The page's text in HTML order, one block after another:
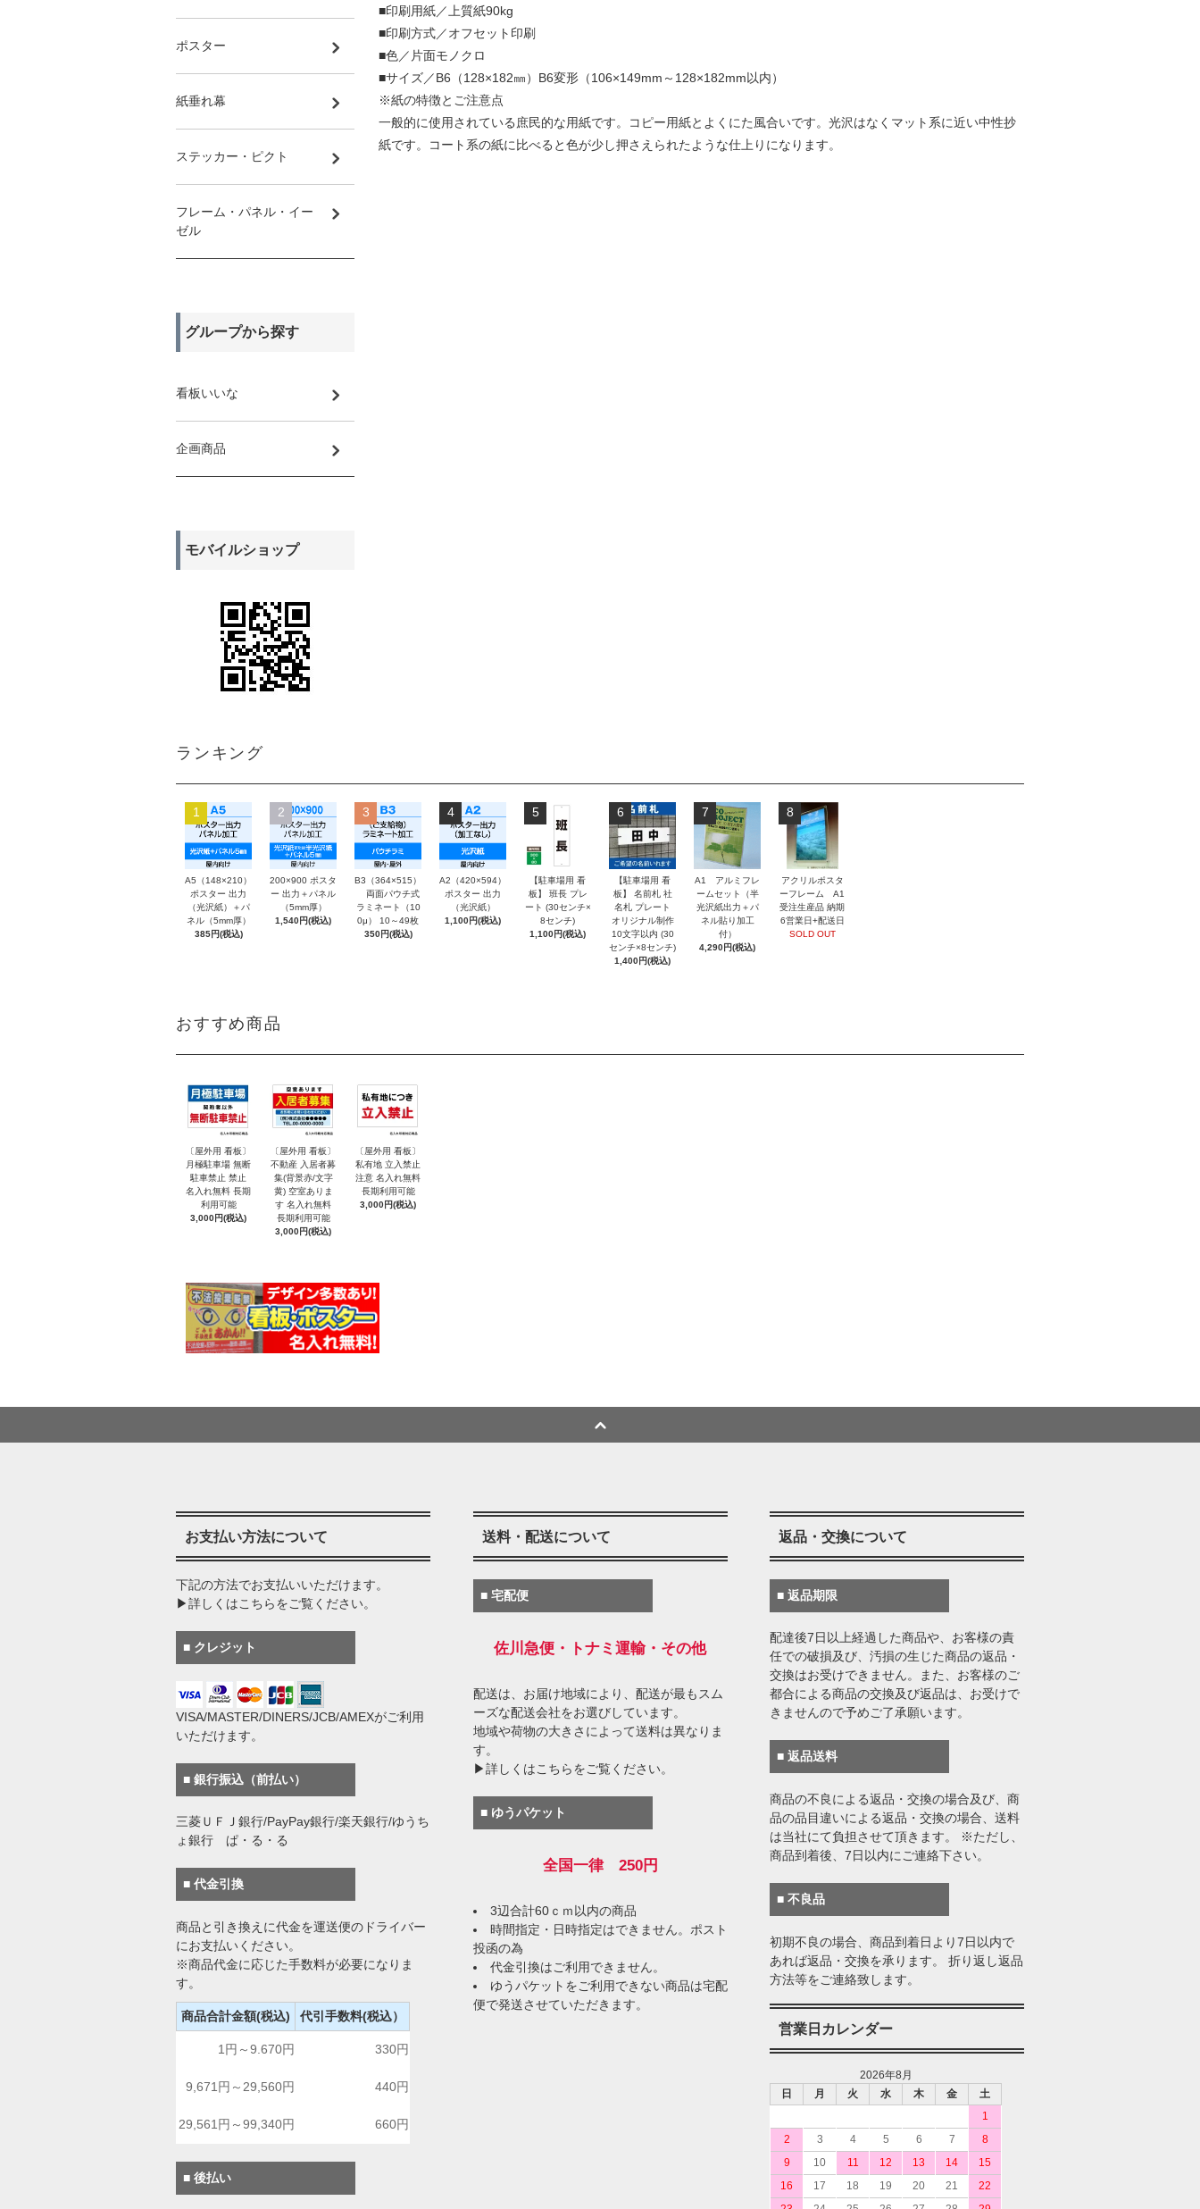
■印刷用紙／上質紙90kg
■印刷方式／オフセット印刷
■色／片面モノクロ
■サイズ／B6（128×182㎜）B6変形（106×149mm～128×182mm以内）
※紙の特徴とご注意点
一般的に使用されている庶民的な用紙です。コピー用紙とよくにた風合いです。光沢はなくマット系に近い中性抄
紙です。コート系の紙に比べると色が少し押さえられたような仕上りになります。
ポスター
紙垂れ幕
ステッカー・ピクト
フレーム・パネル・イー
ゼル
グループから探す
看板いいな
企画商品
モバイルショップ
ランキング
1
A5（148×210）
ポスター 出力
（光沢紙）＋パ
ネル（5mm厚）
385円(税込)
2
200×900 ポスタ
ー 出力＋パネル
（5mm厚）
1,540円(税込)
3
B3（364×515）
両面パウチ式
ラミネート（10
0μ） 10～49枚
350円(税込)
4
A2（420×594）
ポスター 出力
（光沢紙）
1,100円(税込)
5
【駐車場用 看
板】 班長 プレ
ート (30センチ×
8センチ)
1,100円(税込)
6
【駐車場用 看
板】 名前札 社
名札 プレート
オリジナル制作
10文字以内 (30
センチ×8センチ)
1,400円(税込)
7
A1 アルミフレ
ームセット（半
光沢紙出力＋パ
ネル貼り加工
付）
4,290円(税込)
8
アクリルポスタ
ーフレーム A1
受注生産品 納期
6営業日+配送日
SOLD OUT
おすすめ商品
〔屋外用 看板〕
月極駐車場 無断
駐車禁止 禁止
名入れ無料 長期
利用可能
3,000円(税込)
〔屋外用 看板〕
不動産 入居者募
集(背景赤/文字
黄) 空室ありま
す 名入れ無料
長期利用可能
3,000円(税込)
〔屋外用 看板〕
私有地 立入禁止
注意 名入れ無料
長期利用可能
3,000円(税込)
お支払い方法について
下記の方法でお支払いいただけます。
▶詳しくはこちらをご覧ください。
■ クレジット
VISA/MASTER/DINERS/JCB/AMEXがご利用
いただけます。
■ 銀行振込（前払い）
三菱ＵＦＪ銀行/PayPay銀行/楽天銀行/ゆうち
ょ銀行 ぱ・る・る
■ 代金引換
商品と引き換えに代金を運送便のドライバー
にお支払いください。
※商品代金に応じた手数料が必要になりま
す。
商品合計金額(税込) 代引手数料(税込）
1円～9.670円 330円
9,671円～29,560円 440円
29,561円～99,340円 660円
■ 後払い
送料・配送について
■ 宅配便
佐川急便・トナミ運輸・その他
配送は、お届け地域により、配送が最もスム
ーズな配送会社をお選びしています。
地域や荷物の大きさによって送料は異なりま
す。
▶詳しくはこちらをご覧ください。
■ ゆうパケット
全国一律 250円
3辺合計60ｃｍ以内の商品
時間指定・日時指定はできません。ポスト
投函の為
代金引換はご利用できません。
ゆうパケットをご利用できない商品は宅配
便で発送させていただきます。
返品・交換について
■ 返品期限
配達後7日以上経過した商品や、お客様の責
任での破損及び、汚損の生じた商品の返品・
交換はお受けできません。また、お客様のご
都合による商品の交換及び返品は、お受けで
きませんので予めご了承願います。
■ 返品送料
商品の不良による返品・交換の場合及び、商
品の品目違いによる返品・交換の場合、送料
は当社にて負担させて頂きます。 ※ただし、
商品到着後、7日以内にご連絡下さい。
■ 不良品
初期不良の場合、商品到着日より7日以内で
あれば返品・交換を承ります。 折り返し返品
方法等をご連絡致します。
営業日カレンダー
2026年8月
日
月 火 水 木 金
土
1
2
3 4 5 6 7
8
9
10 11 12 13 14
15
16
17 18 19 20 21
22